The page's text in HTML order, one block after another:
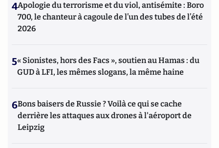
4Apologie du terrorisme et du viol, antisémite : Boro
700, le chanteur à cagoule de l’un des tubes de l’été
2026
5« Sionistes, hors des Facs », soutien au Hamas : du
GUD à LFI, les mêmes slogans, la même haine
6Bons baisers de Russie ? Voilà ce qui se cache
derrière les attaques aux drones à l'aéroport de
Leipzig